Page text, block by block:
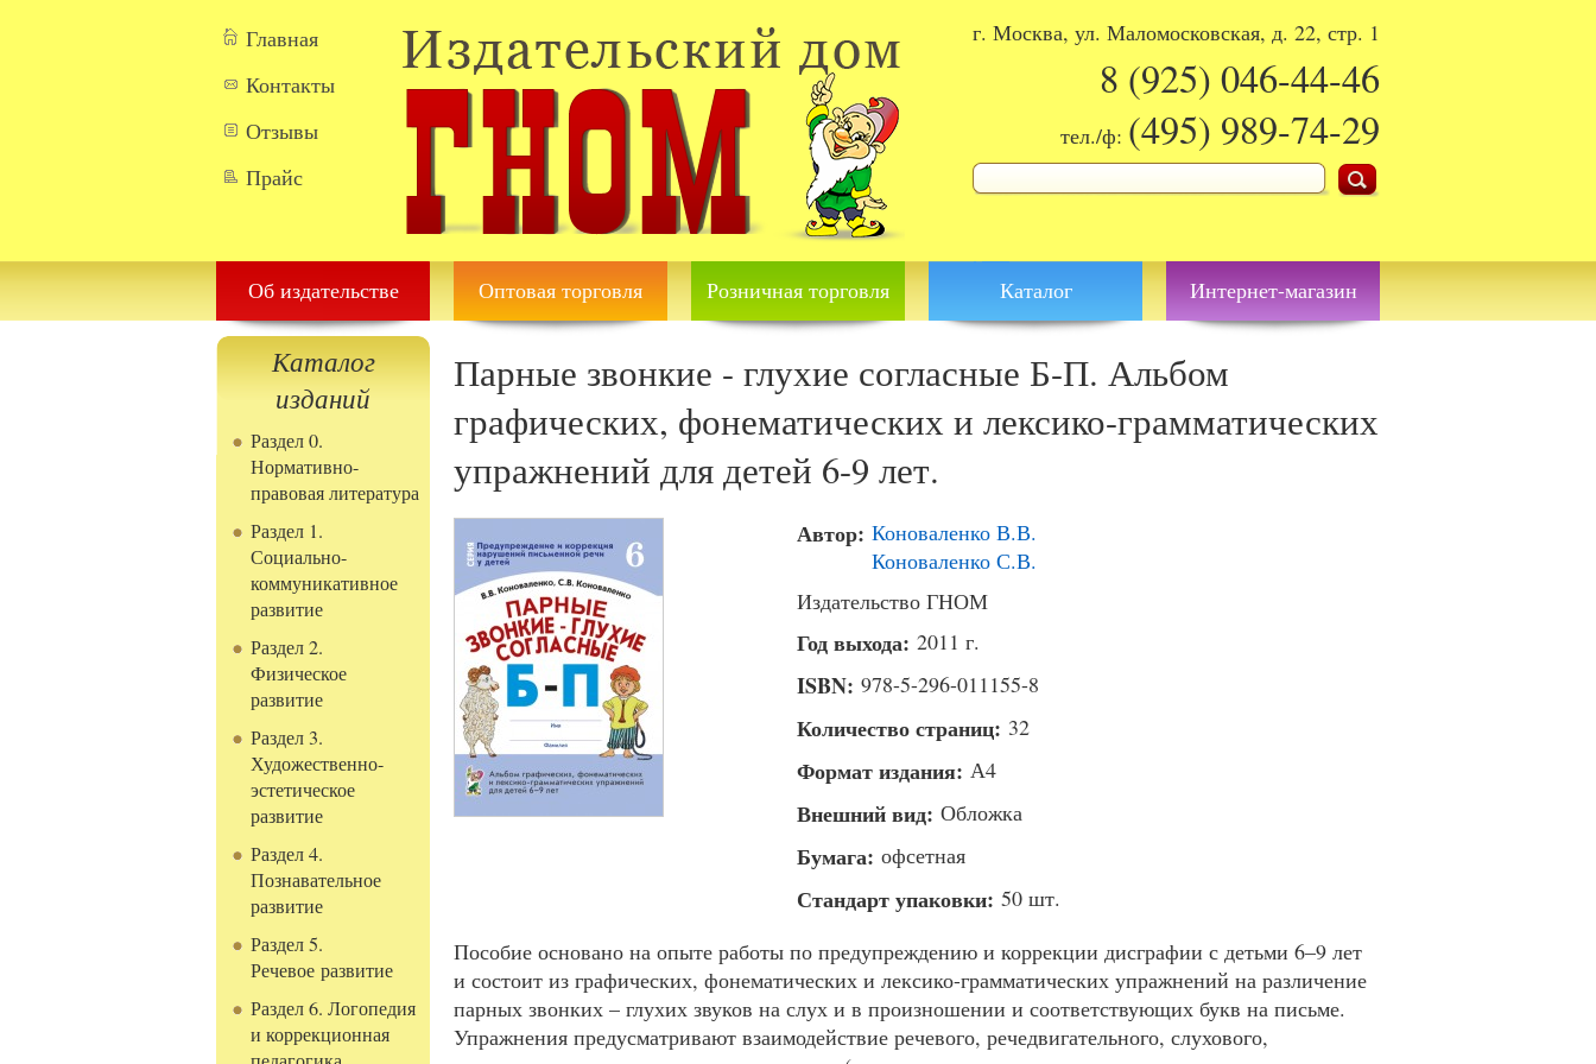
г. Москва, ул. Маломосковская, д. 22, стр. 1
8 (925) 046-44-46
тел./ф: (495) 989-74-29
Форма поиска
Поиск
Главная
Контакты
Отзывы
Прайс
Об издательстве Оптовая торговля Розничная торговля Каталог Интернет-магазин
Каталог
изданий
Раздел 0.
Нормативно-
правовая литература
Раздел 1.
Социально-
коммуникативное
развитие
Раздел 2.
Физическое
развитие
Раздел 3.
Художественно-
эстетическое
развитие
Раздел 4.
Познавательное
развитие
Раздел 5.
Речевое развитие
Раздел 6. Логопедия
и коррекционная
Парные звонкие - глухие согласные Б-П. Альбом
графических, фонематических и лексико-грамматических
упражнений для детей 6-9 лет.
Автор: Коноваленко В.В.
Коноваленко С.В.
Издательство ГНОМ
Год выхода: 2011 г.
ISBN: 978-5-296-011155-8
Количество страниц: 32
Формат издания: А4
Внешний вид: Обложка
Бумага: офсетная
Стандарт упаковки: 50 шт.
Пособие основано на опыте работы по предупреждению и коррекции дисграфии с детьми 6–9 лет
и состоит из графических, фонематических и лексико-грамматических упражнений на различение
парных звонких – глухих звуков на слух и в произношении и соответствующих букв на письме.
Упражнения предусматривают взаимодействие речевого, речедвигательного, слухового,